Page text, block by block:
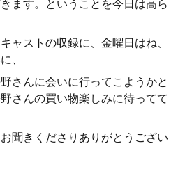
ます。ということを今日は高ら
ャストの収録に、金曜日はね、
、
さんに会いに行ってこようかと
さんの買い物楽しみに待ってて
聞きくださりありがとうござい